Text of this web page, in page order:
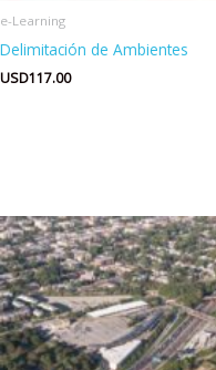
e-Learning
Delimitación de Ambientes
USD117.00